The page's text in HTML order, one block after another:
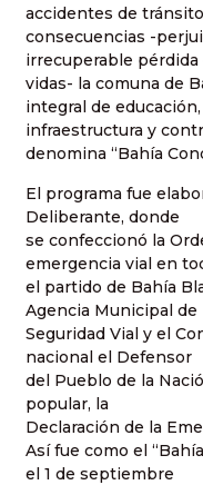
accidentes de
consecuencias -
irrecuperable pérdida
vidas- la comuna de
integral de educación,
infraestructura y
denomina “Bahía
El programa fue
Deliberante, donde
se confeccionó la
emergencia vial en
el partido de Bahía
Agencia Municipal de
Seguridad Vial y el
nacional el Defensor
del Pueblo de la
popular, la
Declaración de la
Así fue como el
el 1 de septiembre